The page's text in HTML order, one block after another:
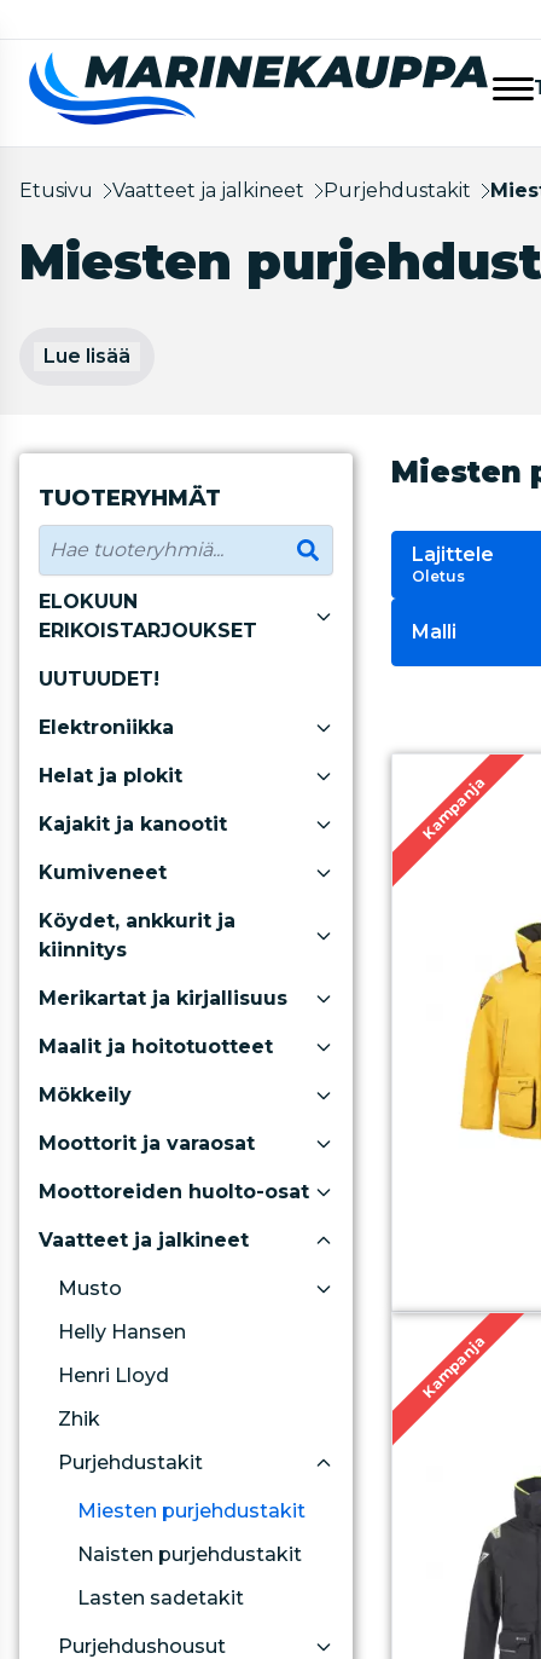
Etusivu Vaatteet ja jalkineet Purjehdustakit
Miesten
Lue lisää
TUOTERYHMÄT
ELOKUUN
ERIKOISTARJOUKSET
UUTUUDET!
Elektroniikka
Helat ja plokit
Kajakit ja kanootit
Kumiveneet
Köydet, ankkurit ja
kiinnitys
Merikartat ja kirjallisuus
Maalit ja hoitotuotteet
Mökkeily
Moottorit ja varaosat
Moottoreiden huolto-osat
Vaatteet ja jalkineet
Musto
Helly Hansen
Henri Lloyd
Zhik
Purjehdustakit
Miesten purjehdustakit
Naisten purjehdustakit
Lasten sadetakit
Purjehdushousut
Miesten
Lajittele
Oletus
Malli
Kampanja
Kampanja